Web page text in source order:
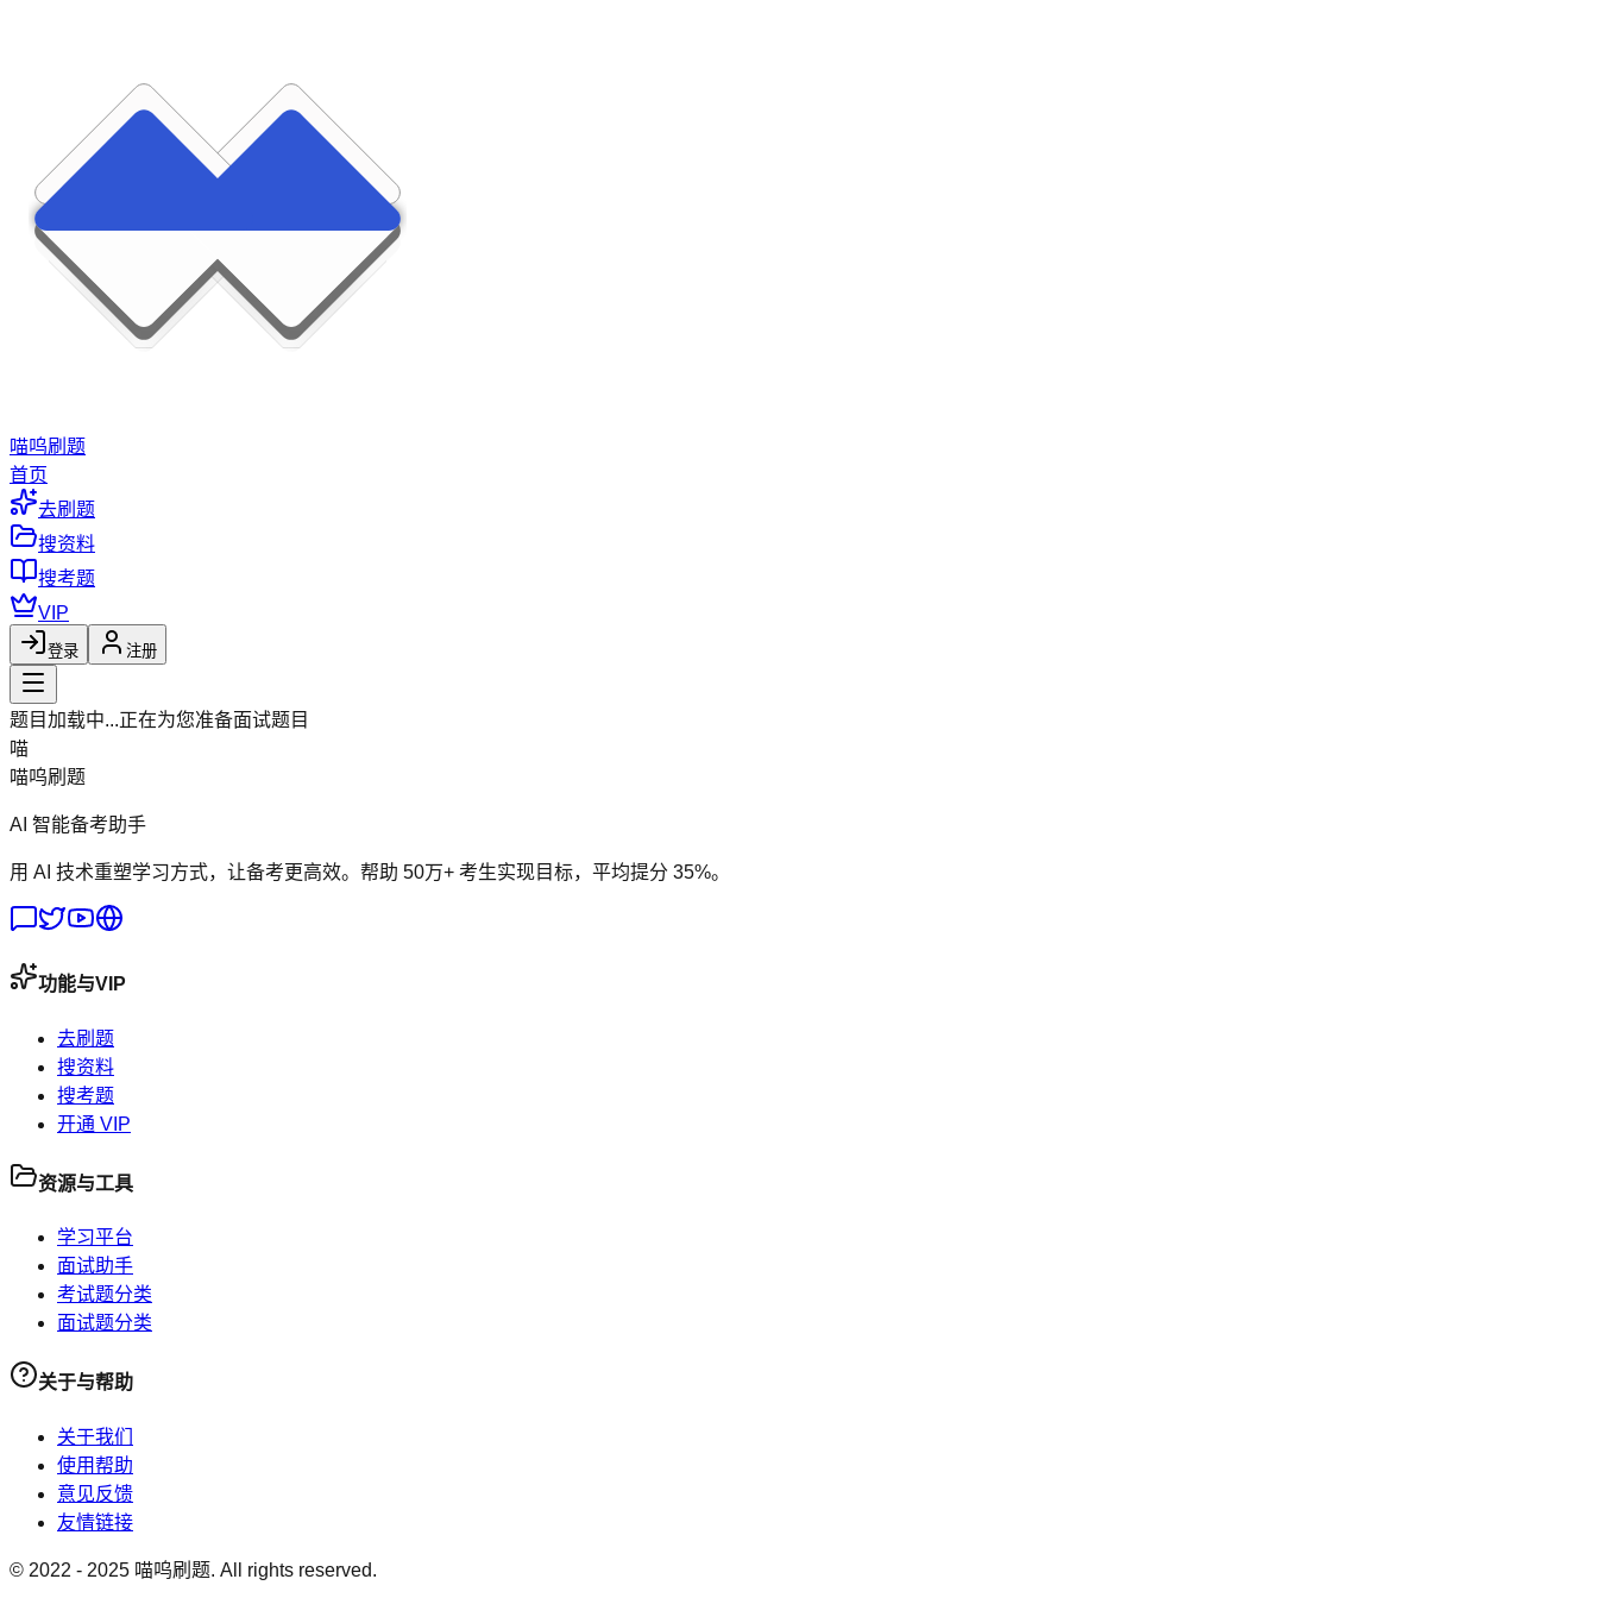
喵呜刷题
首页
去刷题
搜资料
搜考题
VIP
登录 注册
题目加载中...正在为您准备面试题目
喵
喵呜刷题
AI 智能备考助手
用 AI 技术重塑学习方式，让备考更高效。帮助 50万+ 考生实现目标，平均提分 35%。
功能与VIP
去刷题
搜资料
搜考题
开通 VIP
资源与工具
学习平台
面试助手
考试题分类
面试题分类
关于与帮助
关于我们
使用帮助
意见反馈
友情链接
© 2022 - 2025 喵呜刷题. All rights reserved.